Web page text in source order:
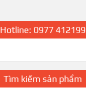
Hotline: 0977 412199
Tìm kiếm sản phẩm